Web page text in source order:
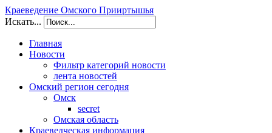
Краеведение Омского Прииртышья
Искать...
Главная
Новости
Фильтр категорий новости
лента новостей
Омский регион сегодня
Омск
secret
Омская область
Краеведческая информация